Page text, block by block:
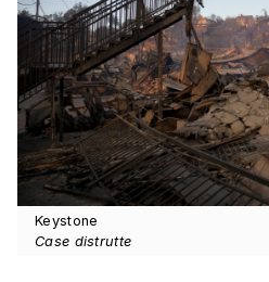
Keystone
Case distrutte